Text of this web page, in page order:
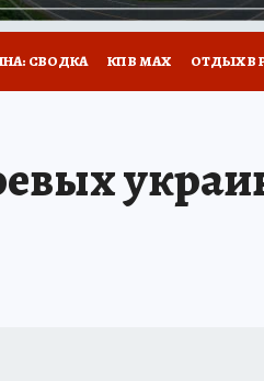
СВОДКА КП В МАХ ОТДЫХ В